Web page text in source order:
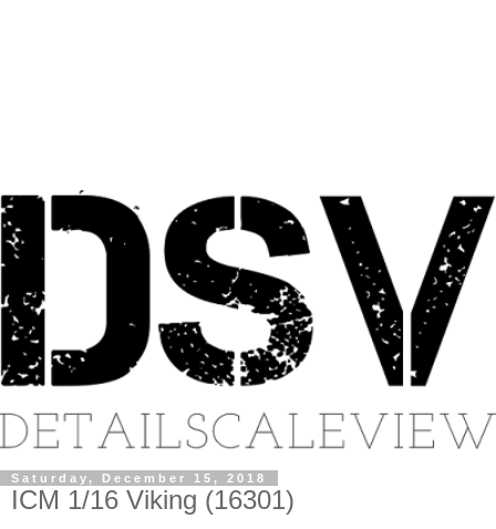
Saturday, December 15, 2018
ICM 1/16 Viking (16301)